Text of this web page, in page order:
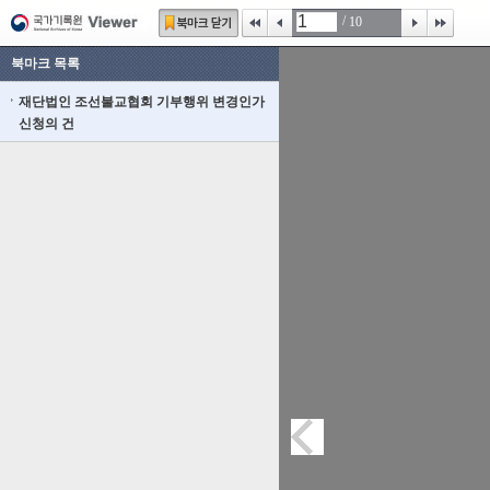
/ 10
북마크 목록
재단법인 조선불교협회 기부행위 변경인가
신청의 건